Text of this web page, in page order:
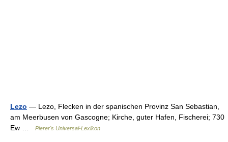
Lezo — Lezo, Flecken in der spanischen Provinz San Sebastian,
am Meerbusen von Gascogne; Kirche, guter Hafen, Fischerei; 730
Ew …
Pierer's Universal-Lexikon